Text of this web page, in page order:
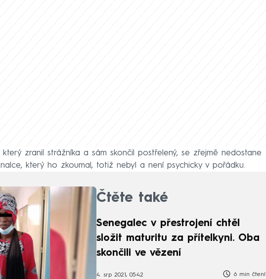
zranil strážníka a sám skončil postřelený, se zřejmě nedostane
který ho zkoumal, totiž nebyl a není psychicky v pořádku.
Čtěte také
Senegalec v přestrojení chtěl
složit maturitu za přítelkyni. Oba
skončili ve vězení
4. srp 2021, 05:42 6 min čtení